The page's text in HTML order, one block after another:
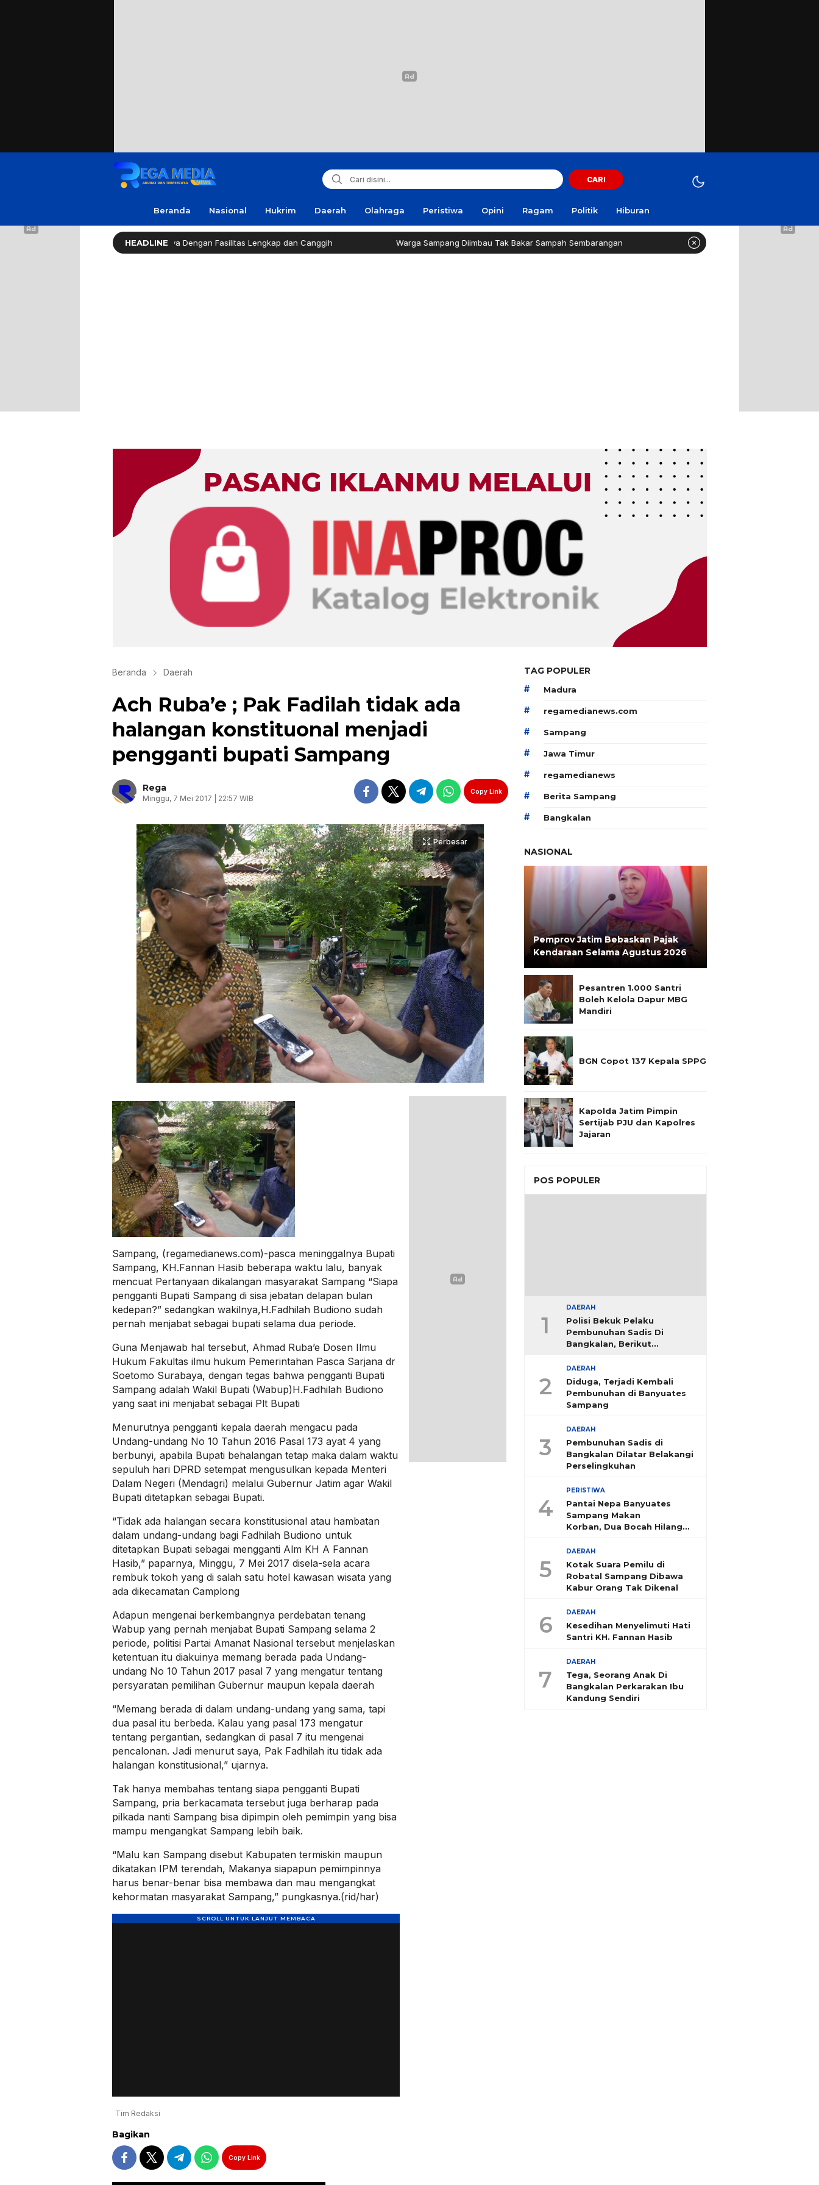
CARI
Beranda Nasional Hukrim Daerah Olahraga Peristiwa Opini Ragam Politik Hiburan
HEADLINE
(HLL) Kini Hadir di Surabaya Dengan Fasilitas Lengkap dan Canggih Warga Sampang Diimbau Tak Bakar Sampah Sembarangan INVESTIGASI: Jejak Dokumen, Jejak Anggaran
Beranda Daerah
Ach Ruba’e ; Pak Fadilah tidak ada
halangan konstituonal menjadi
pengganti bupati Sampang
Rega
Minggu, 7 Mei 2017 | 22:57 WIB
Copy Link
Perbesar
Sampang, (regamedianews.com)-pasca meninggalnya Bupati
Sampang, KH.Fannan Hasib beberapa waktu lalu, banyak
mencuat Pertanyaan dikalangan masyarakat Sampang “Siapa
pengganti Bupati Sampang di sisa jebatan delapan bulan
kedepan?” sedangkan wakilnya,H.Fadhilah Budiono sudah
pernah menjabat sebagai bupati selama dua periode.
Guna Menjawab hal tersebut, Ahmad Ruba’e Dosen Ilmu
Hukum Fakultas ilmu hukum Pemerintahan Pasca Sarjana dr
Soetomo Surabaya, dengan tegas bahwa pengganti Bupati
Sampang adalah Wakil Bupati (Wabup)H.Fadhilah Budiono
yang saat ini menjabat sebagai Plt Bupati
Menurutnya pengganti kepala daerah mengacu pada
Undang-undang No 10 Tahun 2016 Pasal 173 ayat 4 yang
berbunyi, apabila Bupati behalangan tetap maka dalam waktu
sepuluh hari DPRD setempat mengusulkan kepada Menteri
Dalam Negeri (Mendagri) melalui Gubernur Jatim agar Wakil
Bupati ditetapkan sebagai Bupati.
“Tidak ada halangan secara konstitusional atau hambatan
dalam undang-undang bagi Fadhilah Budiono untuk
ditetapkan Bupati sebagai mengganti Alm KH A Fannan
Hasib,” paparnya, Minggu, 7 Mei 2017 disela-sela acara
rembuk tokoh yang di salah satu hotel kawasan wisata yang
ada dikecamatan Camplong
Adapun mengenai berkembangnya perdebatan tenang
Wabup yang pernah menjabat Bupati Sampang selama 2
periode, politisi Partai Amanat Nasional tersebut menjelaskan
ketentuan itu diakuinya memang berada pada Undang-
undang No 10 Tahun 2017 pasal 7 yang mengatur tentang
persyaratan pemilihan Gubernur maupun kepala daerah
“Memang berada di dalam undang-undang yang sama, tapi
dua pasal itu berbeda. Kalau yang pasal 173 mengatur
tentang pergantian, sedangkan di pasal 7 itu mengenai
pencalonan. Jadi menurut saya, Pak Fadhilah itu tidak ada
halangan konstitusional,” ujarnya.
Tak hanya membahas tentang siapa pengganti Bupati
Sampang, pria berkacamata tersebut juga berharap pada
pilkada nanti Sampang bisa dipimpin oleh pemimpin yang bisa
mampu mengangkat Sampang lebih baik.
“Malu kan Sampang disebut Kabupaten termiskin maupun
dikatakan IPM terendah, Makanya siapapun pemimpinnya
harus benar-benar bisa membawa dan mau mengangkat
kehormatan masyarakat Sampang,” pungkasnya.(rid/har)
Tim Redaksi
Bagikan
Copy Link
TAG POPULER
# Madura
# regamedianews.com
# Sampang
# Jawa Timur
# regamedianews
# Berita Sampang
# Bangkalan
NASIONAL
Pemprov Jatim Bebaskan Pajak
Kendaraan Selama Agustus 2026
Pesantren 1.000 Santri
Boleh Kelola Dapur MBG
Mandiri
BGN Copot 137 Kepala SPPG
Kapolda Jatim Pimpin
Sertijab PJU dan Kapolres
Jajaran
POS POPULER
1
DAERAH
Polisi Bekuk Pelaku
Pembunuhan Sadis Di
Bangkalan, Berikut
2
DAERAH
Diduga, Terjadi Kembali
Pembunuhan di Banyuates
Sampang
3
DAERAH
Pembunuhan Sadis di
Bangkalan Dilatar Belakangi
Perselingkuhan
4
PERISTIWA
Pantai Nepa Banyuates
Sampang Makan
Korban, Dua Bocah Hilang
5
DAERAH
Kotak Suara Pemilu di
Robatal Sampang Dibawa
Kabur Orang Tak Dikenal
6 DAERAH
Kesedihan Menyelimuti Hati
Santri KH. Fannan Hasib
7
DAERAH
Tega, Seorang Anak Di
Bangkalan Perkarakan Ibu
Kandung Sendiri